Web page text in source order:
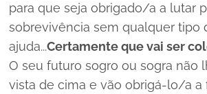
para que seja obrigado/a a lutar
sobrevivência sem qualquer tipo
ajuda...Certamente que vai ser
O seu futuro sogro ou sogra não
vista de cima e vão obrigá-lo/a a